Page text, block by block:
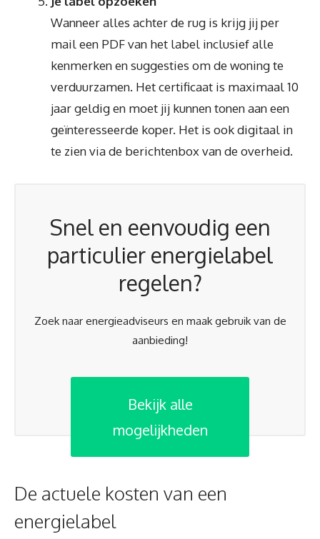
Wanneer alles achter de rug is krijg jij per
mail een PDF van het label inclusief alle
kenmerken en suggesties om de woning te
verduurzamen. Het certificaat is maximaal 10
jaar geldig en moet jij kunnen tonen aan een
geïnteresseerde koper. Het is ook digitaal in
te zien via de berichtenbox van de overheid.
Snel en eenvoudig een
particulier energielabel
regelen?
Zoek naar energieadviseurs en maak gebruik van de
aanbieding!
Bekijk alle
mogelijkheden
De actuele kosten van een
energielabel